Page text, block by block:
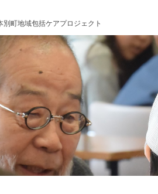
別町地域包括ケアプロジェクト